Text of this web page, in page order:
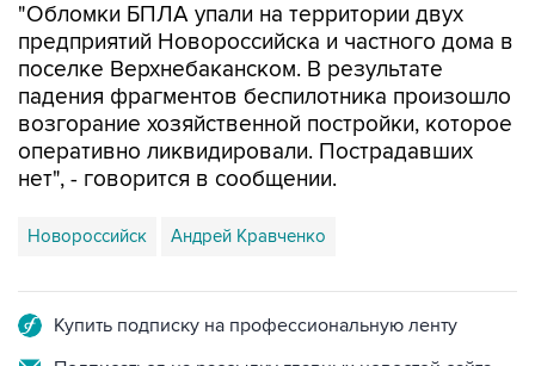
"Обломки БПЛА упали на территории двух
предприятий Новороссийска и частного дома в
поселке Верхнебаканском. В результате
падения фрагментов беспилотника произошло
возгорание хозяйственной постройки, которое
оперативно ликвидировали. Пострадавших
нет", - говорится в сообщении.
Новороссийск Андрей Кравченко
Купить подписку на профессиональную ленту